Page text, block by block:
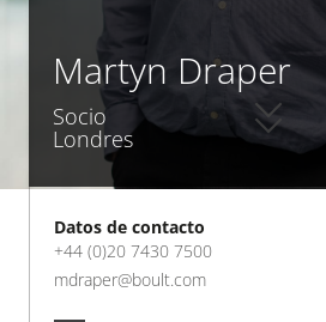
Martyn Draper
Socio
Londres
Datos de contacto
+44 (0)20 7430 7500
mdraper@boult.com